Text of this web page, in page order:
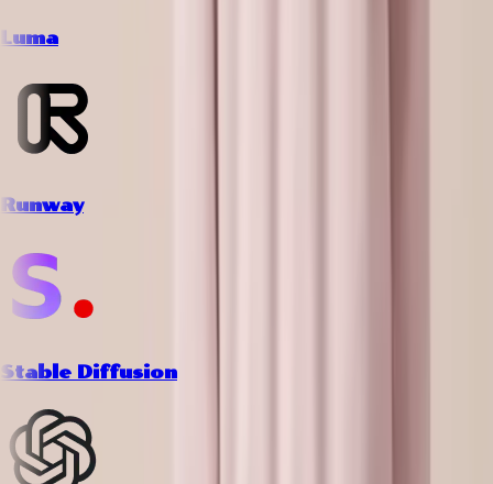
Luma
Runway
Stable Diffusion